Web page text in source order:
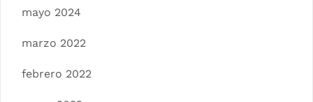
mayo 2024
marzo 2022
febrero 2022